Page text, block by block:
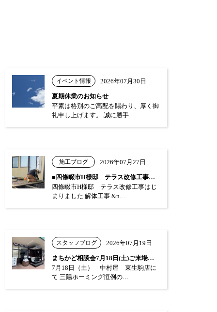
イベント情報 2026年07月30日
夏期休業のお知らせ
平素は格別のご高配を賜わり、厚く御
礼申し上げます。 誠に勝手…
施工ブログ 2026年07月27日
■四條畷市H様邸 テラス改修工事はじまり…
四條畷市H様邸 テラス改修工事はじ
まりました 解体工事 &n…
スタッフブログ 2026年07月19日
まちかど相談会7月18日(土)ご来場あり…
7月18日（土） 中村屋 東生駒店に
て 三陽ホーミング恒例の…